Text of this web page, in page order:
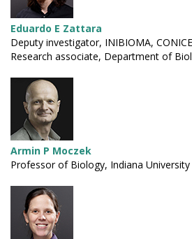
Eduardo E Zattara
Deputy investigator, INIBIOMA,
Research associate, Department of
Armin P Moczek
Professor of Biology, Indiana University